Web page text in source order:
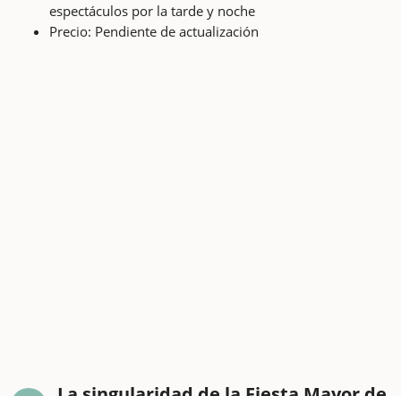
espectáculos por la tarde y noche
Precio: Pendiente de actualización